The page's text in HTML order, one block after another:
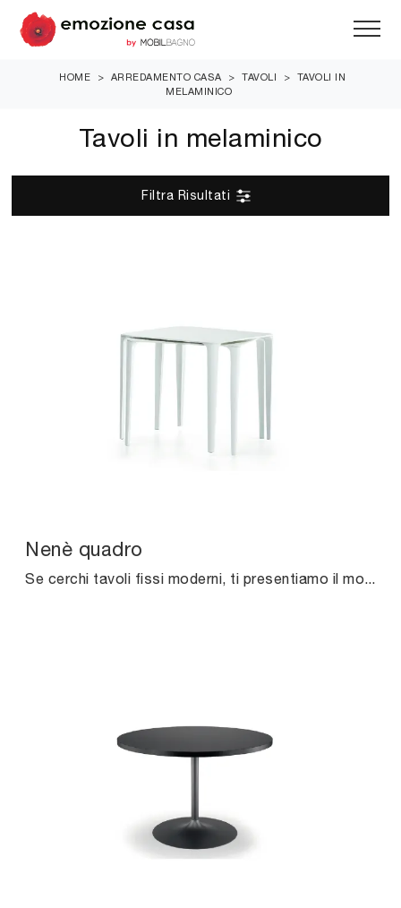
HOME > ARREDAMENTO CASA > TAVOLI >
TAVOLI IN
MELAMINICO
Tavoli in melaminico
Filtra Risultati
Nenè quadro
Se cerchi tavoli fissi moderni, ti presentiamo il modello da cucina in melaminico Nenè quadro della marca Midj.